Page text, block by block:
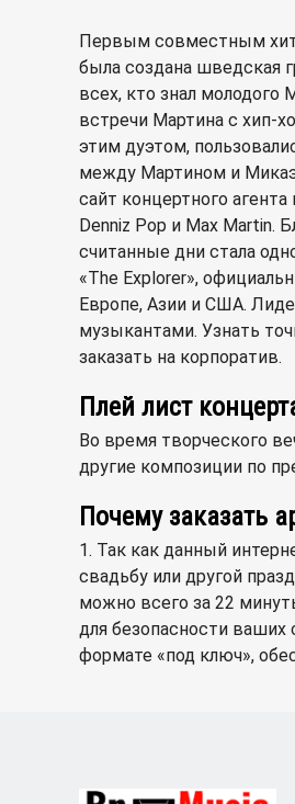
Первым совместным
была создана шведская
всех, кто знал молодого
встречи Мартина с хип-
этим дуэтом,
между Мартином и
сайт концертного
Denniz Pop и Max Martin.
считанные дни стала
«The Explorer»,
Европе, Азии и США.
музыкантами. Узнать
заказать на корпоратив.
Плей лист
Во время творческого
другие композиции по
Почему заказать
1. Так как данный
свадьбу или другой
можно всего за 22
для безопасности ваших
формате «под ключ»,